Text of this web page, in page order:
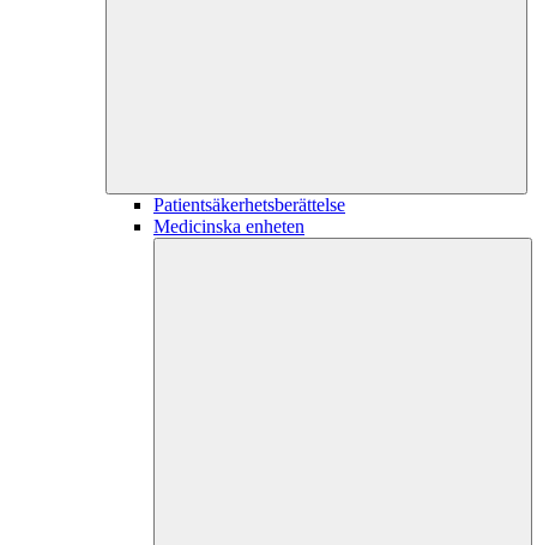
Patientsäkerhetsberättelse
Medicinska enheten